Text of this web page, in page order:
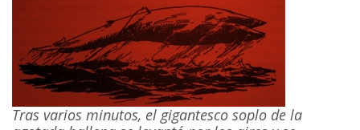
Tras varios minutos, el gigantesco soplo de la